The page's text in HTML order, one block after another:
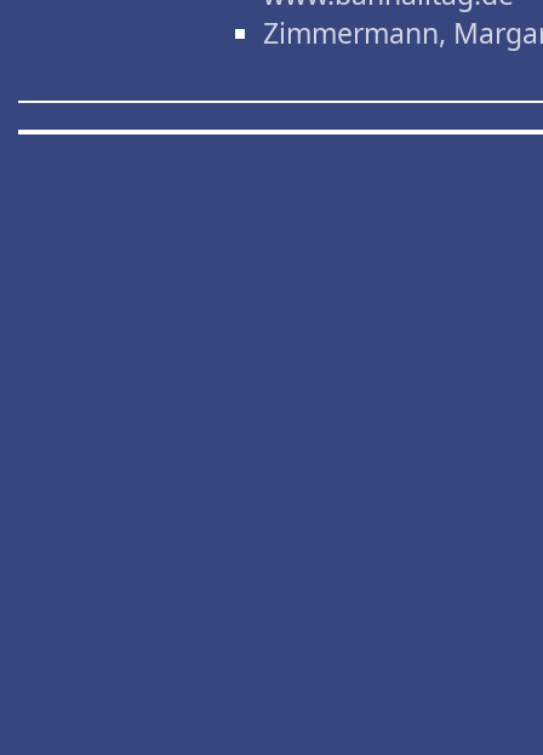
Zimmermann,